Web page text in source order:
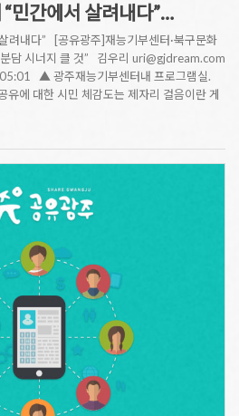
“민간에서 살려내다”…
려내다” [공유광주]재능기부센터·북구문화
담 시너지 클 것” 김우리 uri@gjdream.com
▲ 광주재능기부센터내 프로그램실.
유에 대한 시민 체감도는 제자리 걸음이란 게